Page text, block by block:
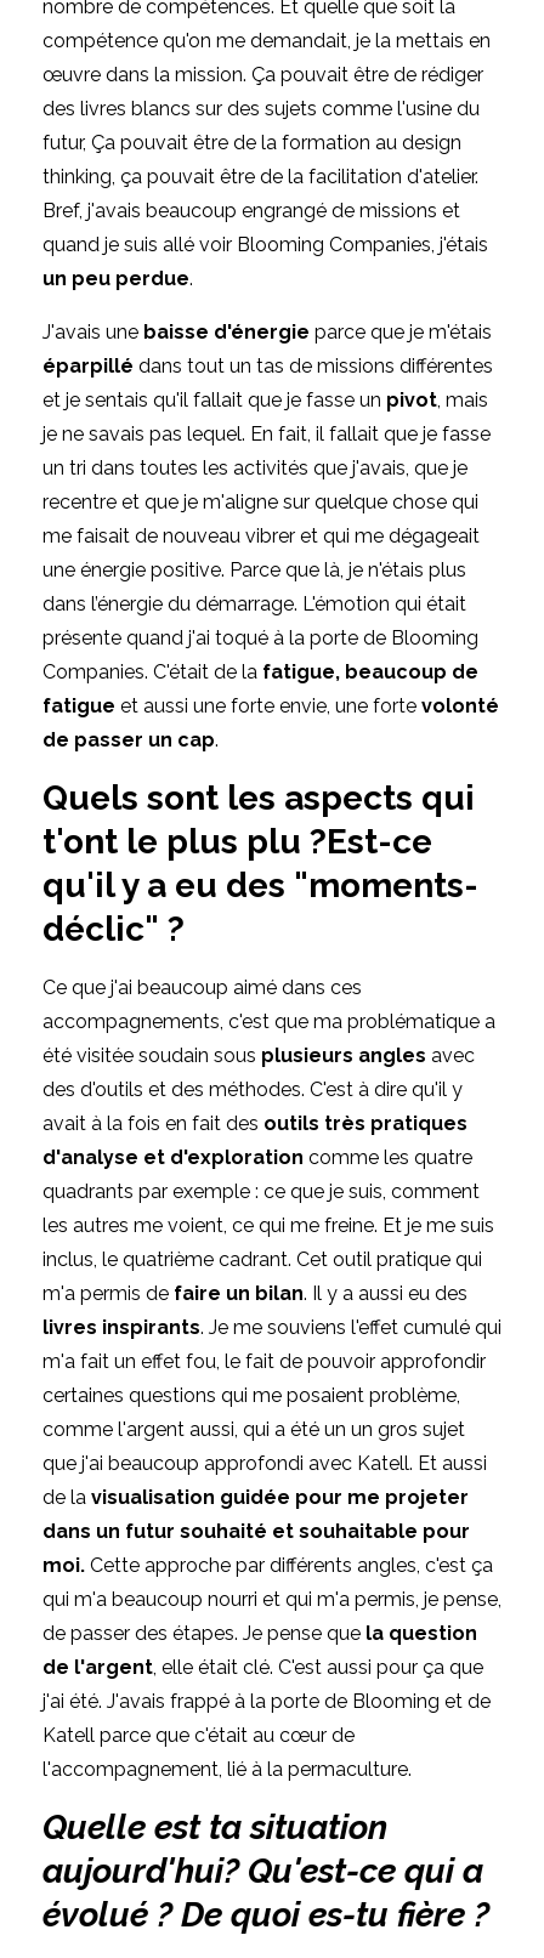
nombre de compétences. Et quelle que soit la
compétence qu'on me demandait, je la mettais en
œuvre dans la mission. Ça pouvait être de rédiger
des livres blancs sur des sujets comme l'usine du
futur, Ça pouvait être de la formation au design
thinking, ça pouvait être de la facilitation d'atelier.
Bref, j'avais beaucoup engrangé de missions et
quand je suis allé voir Blooming Companies, j'étais
un peu perdue.
J'avais une baisse d'énergie parce que je m'étais
éparpillé dans tout un tas de missions différentes
et je sentais qu'il fallait que je fasse un pivot , mais
je ne savais pas lequel. En fait, il fallait que je fasse
un tri dans toutes les activités que j'avais, que je
recentre et que je m'aligne sur quelque chose qui
me faisait de nouveau vibrer et qui me dégageait
une énergie positive. Parce que là, je n'étais plus
dans l’énergie du démarrage. L'émotion qui était
présente quand j'ai toqué à la porte de Blooming
Companies. C'était de la fatigue, beaucoup de
fatigue et aussi une forte envie, une forte volonté
de passer un cap.
Quels sont les aspects qui
t'ont le plus plu ?Est-ce
qu'il y a eu des "moments-
déclic" ?
Ce que j'ai beaucoup aimé dans ces
accompagnements, c'est que ma problématique a
été visitée soudain sous plusieurs angles avec
des d'outils et des méthodes. C'est à dire qu'il y
avait à la fois en fait des outils très pratiques
d'analyse et d'exploration comme les quatre
quadrants par exemple : ce que je suis, comment
les autres me voient, ce qui me freine. Et je me suis
inclus, le quatrième cadrant. Cet outil pratique qui
m'a permis de faire un bilan. Il y a aussi eu des
livres inspirants. Je me souviens l'effet cumulé qui
m'a fait un effet fou, le fait de pouvoir approfondir
certaines questions qui me posaient problème,
comme l'argent aussi, qui a été un un gros sujet
que j'ai beaucoup approfondi avec Katell. Et aussi
de la visualisation guidée pour me projeter
dans un futur souhaité et souhaitable pour
moi. Cette approche par différents angles, c'est ça
qui m'a beaucoup nourri et qui m'a permis, je pense,
de passer des étapes. Je pense que la question
de l'argent , elle était clé. C'est aussi pour ça que
j'ai été. J'avais frappé à la porte de Blooming et de
Katell parce que c'était au cœur de
l'accompagnement, lié à la permaculture.
Quelle est ta situation
aujourd'hui? Qu'est-ce qui a
évolué ? De quoi es-tu fière ?